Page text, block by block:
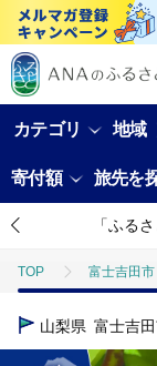
カテゴリ 地域
寄付額 旅先を
「ふる
TOP 富士吉田市
TOP
フルーツ
山梨県 富士吉